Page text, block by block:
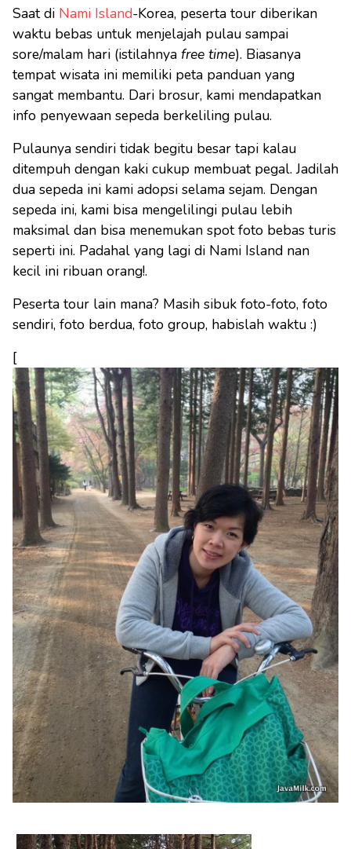
Saat di Nami Island-Korea, peserta tour diberikan
waktu bebas untuk menjelajah pulau sampai
sore/malam hari (istilahnya free time). Biasanya
tempat wisata ini memiliki peta panduan yang
sangat membantu. Dari brosur, kami mendapatkan
info penyewaan sepeda berkeliling pulau.
Pulaunya sendiri tidak begitu besar tapi kalau
ditempuh dengan kaki cukup membuat pegal. Jadilah
dua sepeda ini kami adopsi selama sejam. Dengan
sepeda ini, kami bisa mengelilingi pulau lebih
maksimal dan bisa menemukan spot foto bebas turis
seperti ini. Padahal yang lagi di Nami Island nan
kecil ini ribuan orang!.
Peserta tour lain mana? Masih sibuk foto-foto, foto
sendiri, foto berdua, foto group, habislah waktu :)
[